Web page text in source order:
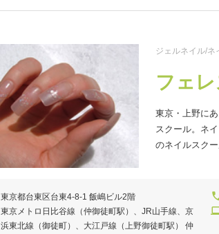
ジェルネイル/ネ
フェ
東京・上野に
スクール。ネ
のネイルスクー
東京都台東区台東4-8-1 飯嶋ビル2階
東京メトロ日比谷線（仲御徒町駅）、JR山手線、京
浜東北線（御徒町）、大江戸線（上野御徒町駅） 仲